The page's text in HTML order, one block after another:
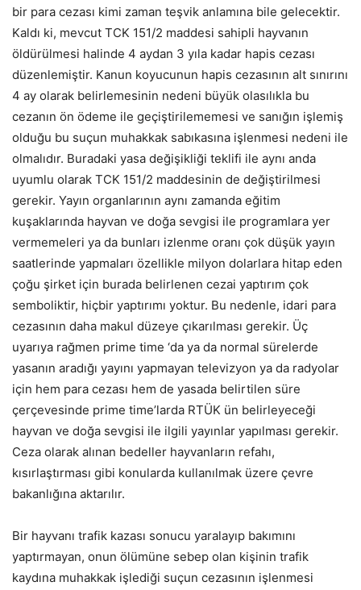
bir para cezası kimi zaman teşvik anlamına bile gelecektir.
Kaldı ki, mevcut TCK 151/2 maddesi sahipli hayvanın
öldürülmesi halinde 4 aydan 3 yıla kadar hapis cezası
düzenlemiştir. Kanun koyucunun hapis cezasının alt sınırını
4 ay olarak belirlemesinin nedeni büyük olasılıkla bu
cezanın ön ödeme ile geçiştirilememesi ve sanığın işlemiş
olduğu bu suçun muhakkak sabıkasına işlenmesi nedeni ile
olmalıdır. Buradaki yasa değişikliği teklifi ile aynı anda
uyumlu olarak TCK 151/2 maddesinin de değiştirilmesi
gerekir. Yayın organlarının aynı zamanda eğitim
kuşaklarında hayvan ve doğa sevgisi ile programlara yer
vermemeleri ya da bunları izlenme oranı çok düşük yayın
saatlerinde yapmaları özellikle milyon dolarlara hitap eden
çoğu şirket için burada belirlenen cezai yaptırım çok
semboliktir, hiçbir yaptırımı yoktur. Bu nedenle, idari para
cezasının daha makul düzeye çıkarılması gerekir. Üç
uyarıya rağmen prime time ‘da ya da normal sürelerde
yasanın aradığı yayını yapmayan televizyon ya da radyolar
için hem para cezası hem de yasada belirtilen süre
çerçevesinde prime time’larda RTÜK ün belirleyeceği
hayvan ve doğa sevgisi ile ilgili yayınlar yapılması gerekir.
Ceza olarak alınan bedeller hayvanların refahı,
kısırlaştırması gibi konularda kullanılmak üzere çevre
bakanlığına aktarılır.
Bir hayvanı trafik kazası sonucu yaralayıp bakımını
yaptırmayan, onun ölümüne sebep olan kişinin trafik
kaydına muhakkak işlediği suçun cezasının işlenmesi